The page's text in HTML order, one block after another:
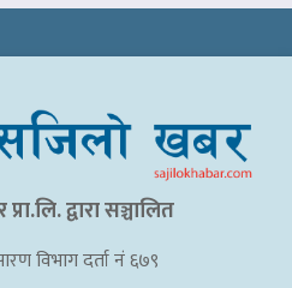
द्वारा सञ्चालित
विभाग दर्ता नं ६७९